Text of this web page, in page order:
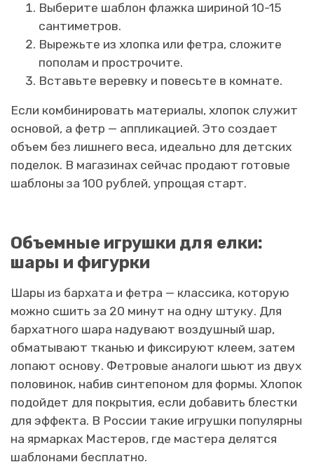
Выберите шаблон флажка шириной 10-15
сантиметров.
Вырежьте из хлопка или фетра, сложите
пополам и прострочите.
Вставьте веревку и повесьте в комнате.
Если комбинировать материалы, хлопок служит
основой, а фетр — аппликацией. Это создает
объем без лишнего веса, идеально для детских
поделок. В магазинах сейчас продают готовые
шаблоны за 100 рублей, упрощая старт.
Объемные игрушки для елки:
шары и фигурки
Шары из бархата и фетра — классика, которую
можно сшить за 20 минут на одну штуку. Для
бархатного шара надувают воздушный шар,
обматывают тканью и фиксируют клеем, затем
лопают основу. Фетровые аналоги шьют из двух
половинок, набив синтепоном для формы. Хлопок
подойдет для покрытия, если добавить блестки
для эффекта. В России такие игрушки популярны
на ярмарках Мастеров, где мастера делятся
шаблонами бесплатно.